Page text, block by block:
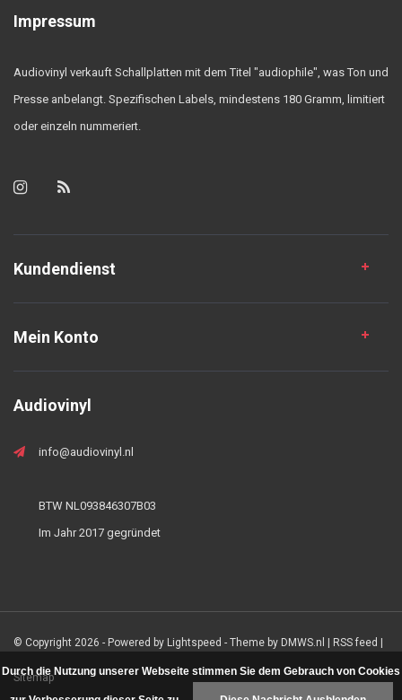
Impressum
Audiovinyl verkauft Schallplatten mit dem Titel "audiophile", was Ton und
Presse anbelangt. Spezifischen Labels, mindestens 180 Gramm, limitiert
oder einzeln nummeriert.
Kundendienst
Mein Konto
Audiovinyl
info@audiovinyl.nl
BTW NL093846307B03
Im Jahr 2017 gegründet
© Copyright 2026 - Powered by Lightspeed - Theme by DMWS.nl RSS feed
Sitemap
Durch die Nutzung unserer Webseite stimmen Sie dem Gebrauch von Cookies